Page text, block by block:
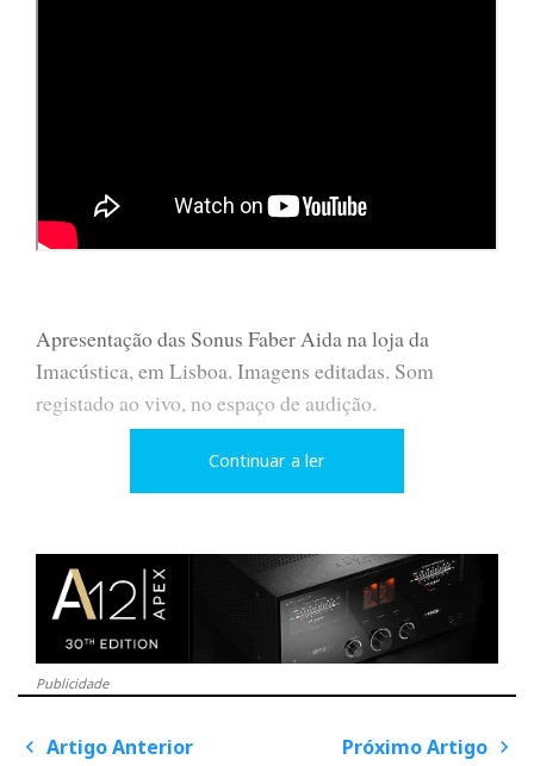
Apresentação das Sonus Faber Aida na loja da
Imacústica, em Lisboa. Imagens editadas. Som
registado ao vivo, no espaço de audição.
Continuar a ler
Publicidade
P
Artigo Anterior Próximo Artigo